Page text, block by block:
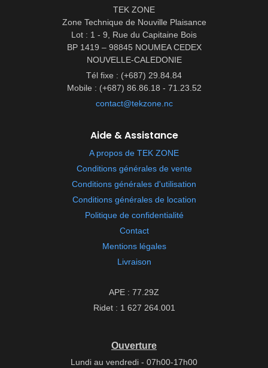
TEK ZONE
Zone Technique de Nouville Plaisance
Lot : 1 - 9, Rue du Capitaine Bois
BP 1419 – 98845 NOUMEA CEDEX
NOUVELLE-CALEDONIE
Tél fixe : (+687) 29.84.84
Mobile : (+687) 86.86.18 - 71.23.52
contact@tekzone.nc
Aide & Assistance
A propos de TEK ZONE
Conditions générales de vente
Conditions générales d'utilisation
Conditions générales de location
Politique de confidentialité
Contact
Mentions légales
Livraison
APE : 77.29Z
Ridet : 1 627 264.001
Ouverture
Lundi au vendredi - 07h00-17h00